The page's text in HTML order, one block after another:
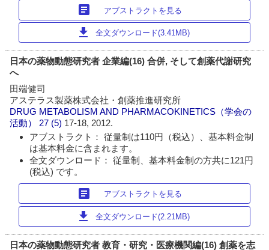
article アブストラクトを見る
download 全文ダウンロード(3.41MB)
日本の薬物動態研究者 企業編(16) 合併, そして創薬代謝研究
へ
田端健司
アステラス製薬株式会社・創薬推進研究所
DRUG METABOLISM AND PHARMACOKINETICS（学会の
活動）
27 (5) 17-18, 2012.
アブストラクト： 従量制は110円（税込）、基本料金制
は基本料金に含まれます。
全文ダウンロード： 従量制、基本料金制の方共に121円
(税込) です。
article アブストラクトを見る
download 全文ダウンロード(2.21MB)
日本の薬物動態研究者 教育・研究・医療機関編(16) 創薬を志